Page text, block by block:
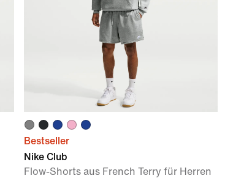
Bestseller
Nike Club
Flow-Shorts aus French Terry für Herren